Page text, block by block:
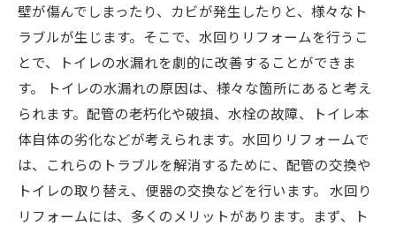
壁が傷んでしまったり、カビが発生したりと、様々なト
ラブルが生じます。そこで、水回りリフォームを行うこ
とで、トイレの水漏れを劇的に改善することができま
す。 トイレの水漏れの原因は、様々な箇所にあると考え
られます。配管の老朽化や破損、水栓の故障、トイレ本
体自体の劣化などが考えられます。水回りリフォームで
は、これらのトラブルを解消するために、配管の交換や
トイレの取り替え、便器の交換などを行います。 水回り
リフォームには、多くのメリットがあります。まず、ト